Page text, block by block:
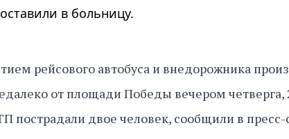
в больницу.
рейсового автобуса и внедорожника
от площади Победы вечером четверга,
пострадали двое человек, сообщили в